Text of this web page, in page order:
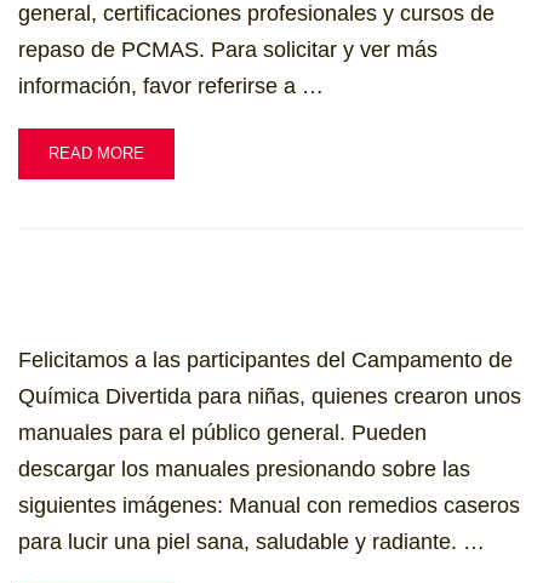
general, certificaciones profesionales y cursos de
repaso de PCMAS. Para solicitar y ver más
información, favor referirse a …
READ MORE
Felicitamos a las participantes del Campamento de
Química Divertida para niñas, quienes crearon unos
manuales para el público general. Pueden
descargar los manuales presionando sobre las
siguientes imágenes: Manual con remedios caseros
para lucir una piel sana, saludable y radiante. …